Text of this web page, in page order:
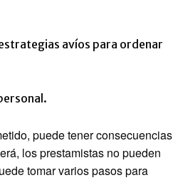
avíos para ordenar
puede tener consecuencias
los prestamistas no pueden
tomar varios pasos para